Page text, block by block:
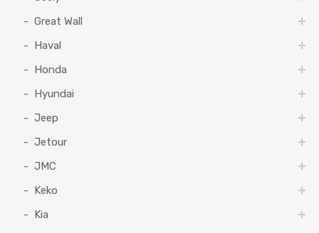
Great Wall
Haval
Honda
Hyundai
Jeep
Jetour
JMC
Keko
Kia